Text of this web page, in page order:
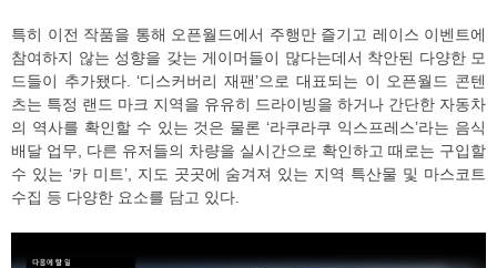
특히 이전 작품을 통해 오픈월드에서 주행만 즐기고 레이스 이벤트에
참여하지 않는 성향을 갖는 게이머들이 많다는데서 착안된 다양한 모
드들이 추가됐다. ‘디스커버리 재팬’으로 대표되는 이 오픈월드 콘텐
츠는 특정 랜드 마크 지역을 유유히 드라이빙을 하거나 간단한 자동차
의 역사를 확인할 수 있는 것은 물론 ‘라쿠라쿠 익스프레스’라는 음식
배달 업무, 다른 유저들의 차량을 실시간으로 확인하고 때로는 구입할
수 있는 ‘카 미트’, 지도 곳곳에 숨겨져 있는 지역 특산물 및 마스코트
수집 등 다양한 요소를 담고 있다.